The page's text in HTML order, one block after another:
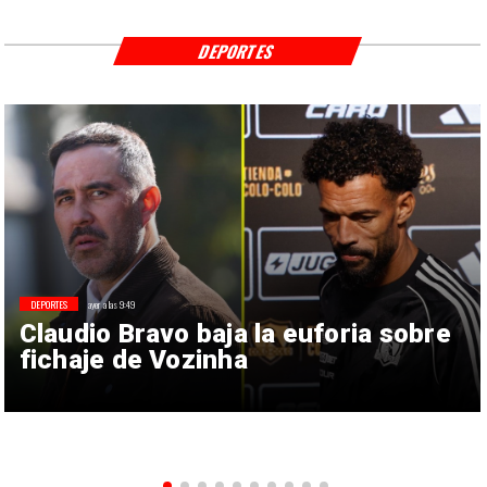
Claudio Bravo baja la euforia sobre
fichaje de Vozinha
DEPORTES ayer a las 9:49
DEPORTES